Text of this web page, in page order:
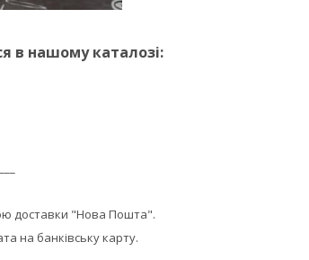
в нашому каталозі:
доставки "Нова Пошта".
на банківську карту.